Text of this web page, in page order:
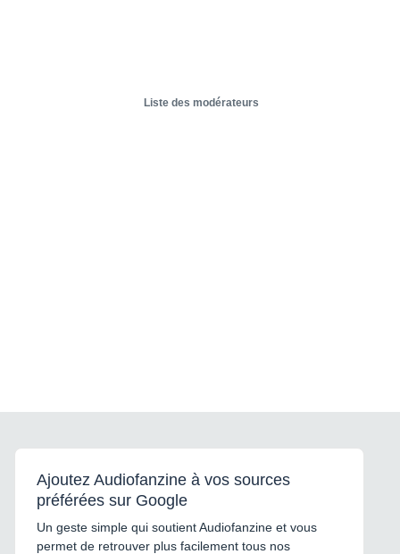
Liste des modérateurs
Ajoutez Audiofanzine à vos sources
préférées sur Google
Un geste simple qui soutient Audiofanzine et vous
permet de retrouver plus facilement tous nos